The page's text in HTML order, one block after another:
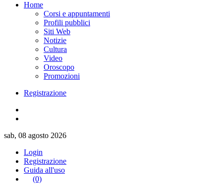
Home
Corsi e appuntamenti
Profili pubblici
Siti Web
Notizie
Cultura
Video
Oroscopo
Promozioni
Registrazione
sab, 08 agosto 2026
Login
Registrazione
Guida all'uso
(0)